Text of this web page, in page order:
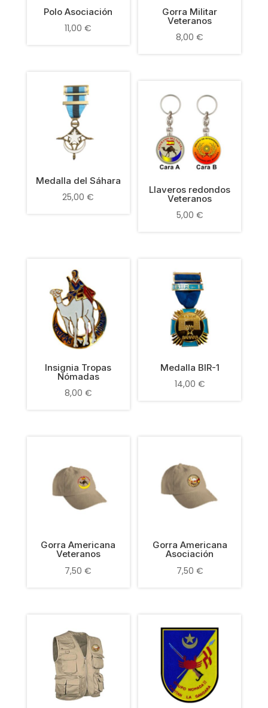
Polo Asociación
11,00€
Gorra Militar
Veteranos
8,00€
Medalla del Sáhara
25,00€
Llaveros redondos
Veteranos
5,00 €
Insignia Tropas
Nómadas
8,00 €
Medalla BIR-1
14,00 €
Gorra Americana
Veteranos
7,50€
Gorra Americana
Asociación
7,50 €